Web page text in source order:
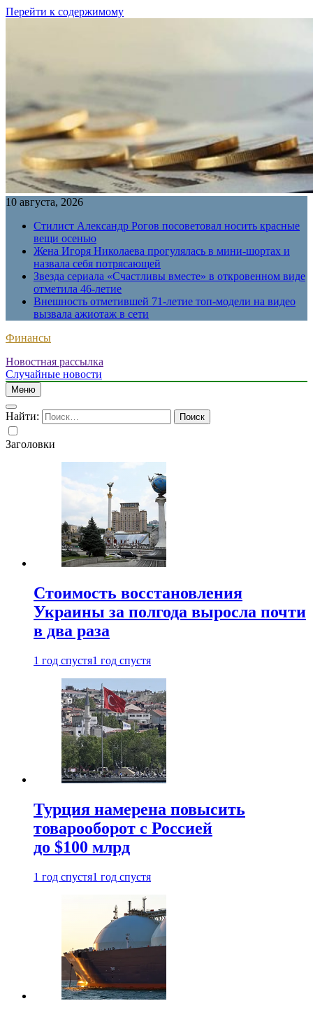
Перейти к содержимому
10 августа, 2026
Стилист Александр Рогов посоветовал носить красные
вещи осенью
Жена Игоря Николаева прогулялась в мини-шортах и
назвала себя потрясающей
Звезда сериала «Счастливы вместе» в откровенном виде
отметила 46-летие
Внешность отметившей 71-летие топ-модели на видео
вызвала ажиотаж в сети
Финансы
Новостная рассылка
Случайные новости
Меню
Найти:
Заголовки
Стоимость восстановления
Украины за полгода выросла почти
в два раза
1 год спустя1 год спустя
Турция намерена повысить
товарооборот с Россией
до $100 млрд
1 год спустя1 год спустя